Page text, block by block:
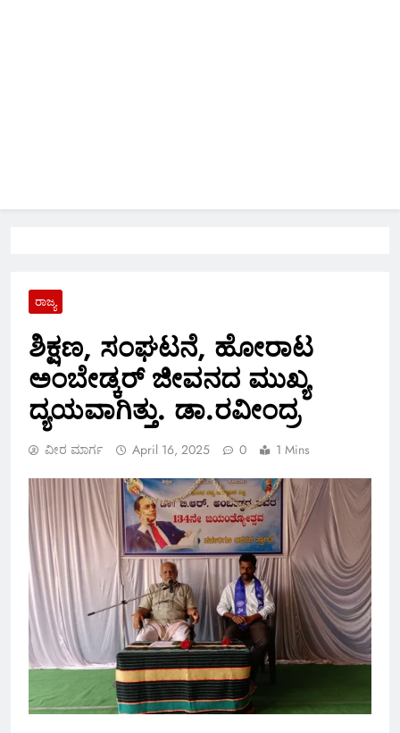
ರಾಜ್ಯ
ಶಿಕ್ಷಣ, ಸಂಘಟನೆ, ಹೋರಾಟ
ಅಂಬೇಡ್ಕರ್ ಜೀವನದ ಮುಖ್ಯ
ದ್ಯಯವಾಗಿತ್ತು. ಡಾ.ರವೀಂದ್ರ
ವೀರ ಮಾರ್ಗ April 16, 2025 0 1 Mins